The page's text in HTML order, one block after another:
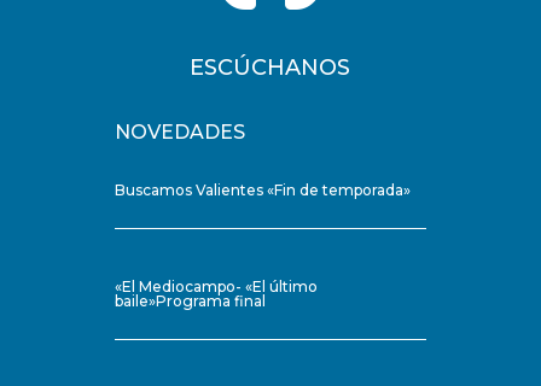
ESCÚCHANOS
NOVEDADES
Buscamos Valientes «Fin de temporada»
«El Mediocampo- «El último
baile»Programa final